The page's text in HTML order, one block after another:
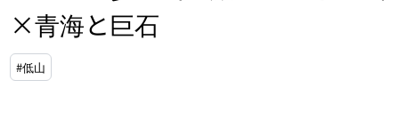
×青海と巨石
#低山